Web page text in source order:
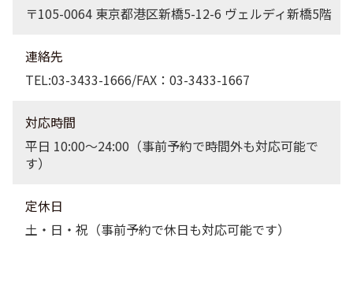
〒105-0064 東京都港区新橋5-12-6 ヴェルディ新橋5階
連絡先
TEL:03-3433-1666/FAX：03-3433-1667
対応時間
平日 10:00〜24:00（事前予約で時間外も対応可能で
す）
定休日
土・日・祝（事前予約で休日も対応可能です）